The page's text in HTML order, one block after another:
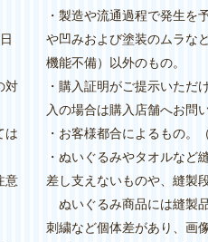
対
は
意
・製造や流通過程で発生を
や凹みおよび塗装のムラな
機能不備）以外のもの。
・購入証明がご提示いただ
入の場合は購入店舗へお問
・お客様都合によるもの。
・ぬいぐるみやタオルなど
差し支えないものや、縫製
ぬいぐるみ商品には縫製
刺繍など個体差があり、画